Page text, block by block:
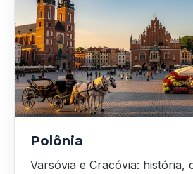
Polônia
Varsóvia e Cracóvia: história,